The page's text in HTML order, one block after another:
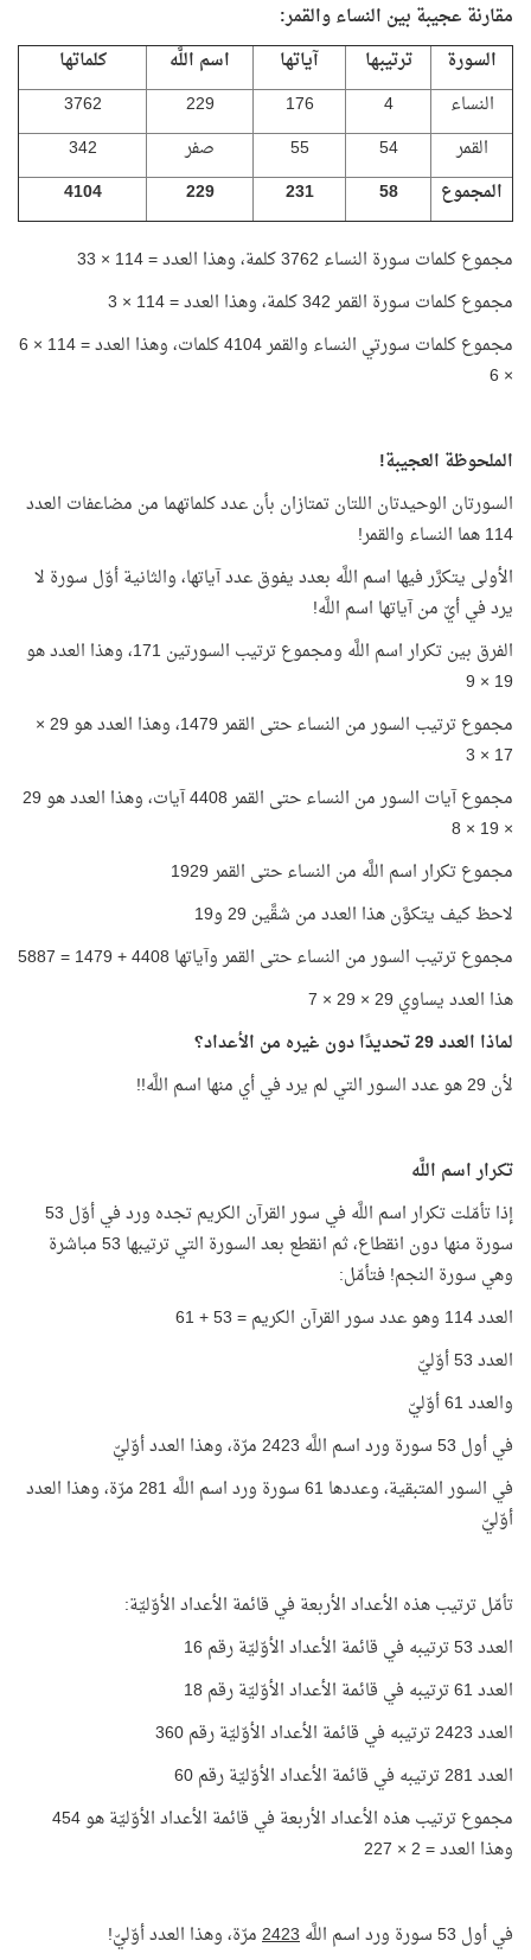
مقارنة عجيبة بين النساء والقمر:
السورة
ترتيبها آياتها اسم اللَّه
كلماتها
النساء
4
176
229
3762
القمر
54
55 صفر
342
المجموع
58
231
229
4104
مجموع كلمات سورة النساء 3762 كلمة، وهذا العدد = 114 × 33
مجموع كلمات سورة القمر 342 كلمة، وهذا العدد = 114 × 3
مجموع كلمات سورتي النساء والقمر 4104 كلمات، وهذا العدد = 114 × 6
× 6
الملحوظة العجيبة!
السورتان الوحيدتان اللتان تمتازان بأن عدد كلماتهما من مضاعفات العدد
114 هما النساء والقمر!
الأولى يتكرَّر فيها اسم اللَّه بعدد يفوق عدد آياتها، والثانية أوّل سورة لا
يرد في أيّ من آياتها اسم اللَّه!
الفرق بين تكرار اسم اللَّه ومجموع ترتيب السورتين 171، وهذا العدد هو
19 × 9
مجموع ترتيب السور من النساء حتى القمر 1479، وهذا العدد هو 29 ×
17 × 3
مجموع آيات السور من النساء حتى القمر 4408 آيات، وهذا العدد هو 29
× 19 × 8
مجموع تكرار اسم اللَّه من النساء حتى القمر 1929
لاحظ كيف يتكوَّن هذا العدد من شقَّين 29 و19
مجموع ترتيب السور من النساء حتى القمر وآياتها 4408 + 1479 = 5887
هذا العدد يساوي 29 × 29 × 7
لماذا العدد 29 تحديدًا دون غيره من الأعداد؟
لأن 29 هو عدد السور التي لم يرد في أي منها اسم اللَّه!!
تكرار اسم اللَّه
إذا تأمّلت تكرار اسم اللَّه في سور القرآن الكريم تجده ورد في أوّل 53
سورة منها دون انقطاع، ثم انقطع بعد السورة التي ترتيبها 53 مباشرة
وهي سورة النجم! فتأمّل:
العدد 114 وهو عدد سور القرآن الكريم = 53 + 61
العدد 53 أوّليّ
والعدد 61 أوّليّ
في أول 53 سورة ورد اسم اللَّه 2423 مرّة، وهذا العدد أوّليّ
في السور المتبقية، وعددها 61 سورة ورد اسم اللَّه 281 مرّة، وهذا العدد
أوّليّ
تأمّل ترتيب هذه الأعداد الأربعة في قائمة الأعداد الأوّليّة:
العدد 53 ترتيبه في قائمة الأعداد الأوّليّة رقم 16
العدد 61 ترتيبه في قائمة الأعداد الأوّليّة رقم 18
العدد 2423 ترتيبه في قائمة الأعداد الأوّليّة رقم 360
العدد 281 ترتيبه في قائمة الأعداد الأوّليّة رقم 60
مجموع ترتيب هذه الأعداد الأربعة في قائمة الأعداد الأوّليّة هو 454
وهذا العدد = 2 × 227
في أول 53 سورة ورد اسم اللَّه 2423مرّة، وهذا العدد أوّليّ!